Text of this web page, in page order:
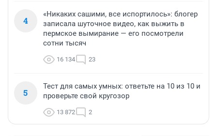
4
«Никаких сашими, все испортилось»: блогер
записала шуточное видео, как выжить в
пермское вымирание — его посмотрели
сотни тысяч
16 134 23
5
Тест для самых умных: ответьте на 10 из 10 и
проверьте свой кругозор
13 872 2